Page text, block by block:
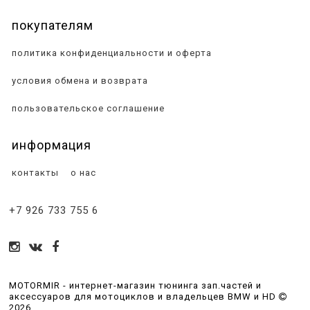
покупателям
политика конфиденциальности и оферта
условия обмена и возврата
пользовательское соглашение
информация
контакты о нас
+7 926 733 755 6
MOTORMIR - интернет-магазин тюнинга зап.частей и
аксессуаров для мотоциклов и владельцев BMW и HD
2026